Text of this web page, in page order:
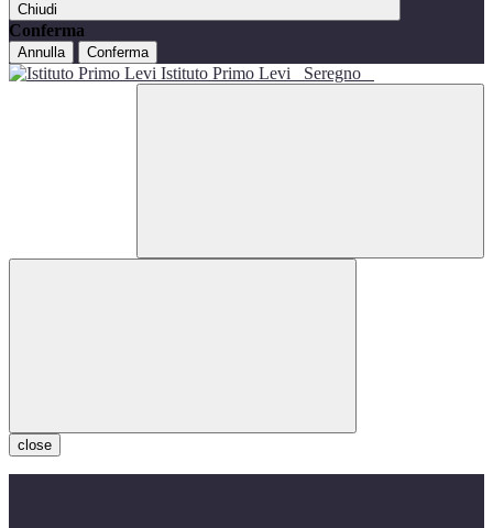
Chiudi
Conferma
Annulla Conferma
Istituto Primo Levi Seregno
close